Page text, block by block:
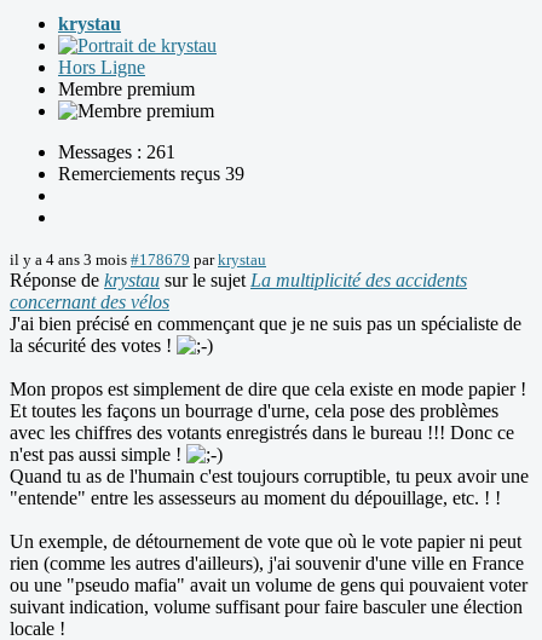
krystau
Hors Ligne
Membre premium
Messages : 261
Remerciements reçus 39
il y a 4 ans 3 mois #178679 parkrystau
Réponse de krystau sur le sujet La multiplicité des accidents
concernant des vélos
J'ai bien précisé en commençant que je ne suis pas un spécialiste de
la sécurité des votes !
Mon propos est simplement de dire que cela existe en mode papier !
Et toutes les façons un bourrage d'urne, cela pose des problèmes
avec les chiffres des votants enregistrés dans le bureau !!! Donc ce
n'est pas aussi simple !
Quand tu as de l'humain c'est toujours corruptible, tu peux avoir une
"entende" entre les assesseurs au moment du dépouillage, etc. ! !
Un exemple, de détournement de vote que où le vote papier ni peut
rien (comme les autres d'ailleurs), j'ai souvenir d'une ville en France
ou une "pseudo mafia" avait un volume de gens qui pouvaient voter
suivant indication, volume suffisant pour faire basculer une élection
locale !